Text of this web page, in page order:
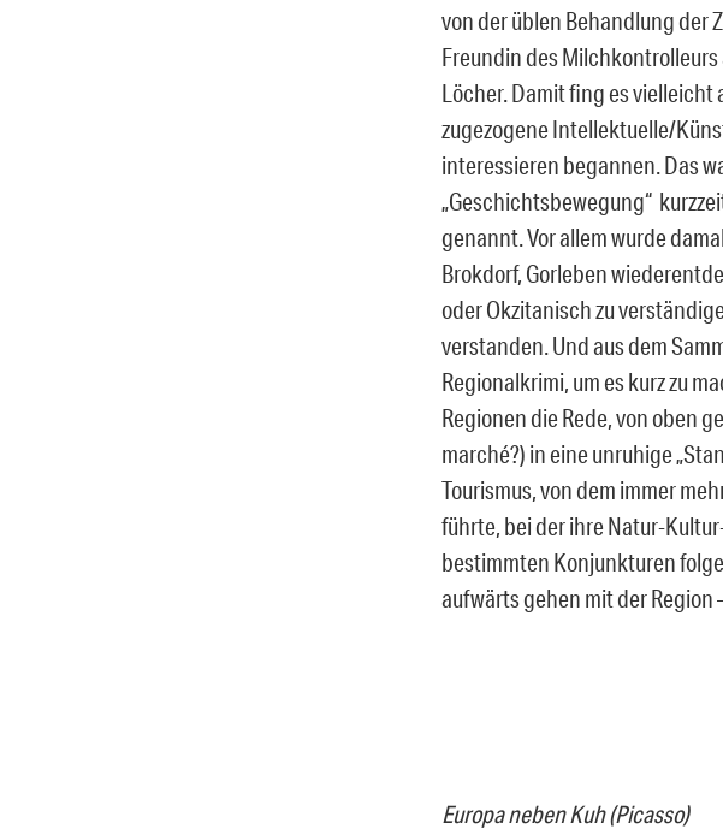
von der üblen Behandlung der
Freundin des
Löcher. Damit fing es vielleicht
zugezogene Intellektuelle/
interessieren begannen. Das
„Geschichtsbewegung“
genannt. Vor allem wurde
Brokdorf, Gorleben
oder Okzitanisch zu
verstanden. Und aus dem
Regionalkrimi, um es kurz zu
Regionen die Rede, von oben
marché?) in eine unruhige
Tourismus, von dem immer
führte, bei der ihre Natur-
bestimmten Konjunkturen
aufwärts gehen mit der Region
Europa neben Kuh (Picasso)